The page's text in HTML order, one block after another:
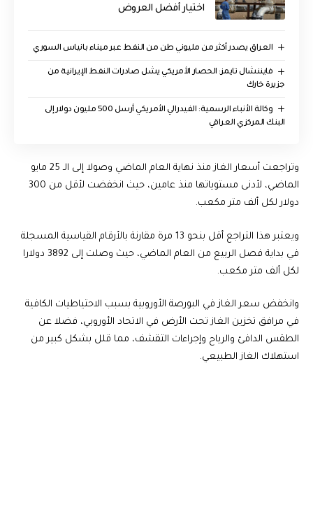
اختيار أفضل العروض
العراق يصدر أكثر من مليوني طن من النفط عبر ميناء بانياس السوري
فايننشال تايمز: الحصار الأمريكي يشل صادرات النفط الإيرانية من
جزيرة خارك
وكالة الأنباء الرسمية: الفيدرالي الأمريكي أرسل 500 مليون دولار إلى
البنك المركزي العراقي
وتراجعت أسعار الغاز منذ نهاية العام الماضي وصولا إلى الـ 25 مايو
الماضي، لأدنى مستوياتها منذ عامين، حيث انخفضت لأقل من 300
دولار لكل ألف متر مكعب.
ويعتبر هذا التراجع أقل بنحو 13 مرة مقارنة بالأرقام القياسية المسجلة
في بداية فصل الربيع من العام الماضي، حيث وصلت إلى 3892 دولارا
لكل ألف متر مكعب.
وانخفض سعر الغاز في البورصة الأوروبية بسبب الاحتياطيات الكافية
في مرافق تخزين الغاز تحت الأرض في الاتحاد الأوروبي، فضلا عن
الطقس الدافئ والرياح وإجراءات التقشف، مما قلل بشكل كبير من
استهلاك الغاز الطبيعي.